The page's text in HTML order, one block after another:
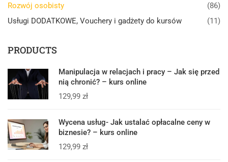
Rozwój osobisty
(86)
Usługi DODATKOWE, Vouchery i gadżety do kursów
(11)
PRODUCTS
Manipulacja w relacjach i pracy – Jak się przed
nią chronić? – kurs online
129,99 zł
Wycena usług- Jak ustalać opłacalne ceny w
biznesie? – kurs online
129,99 zł